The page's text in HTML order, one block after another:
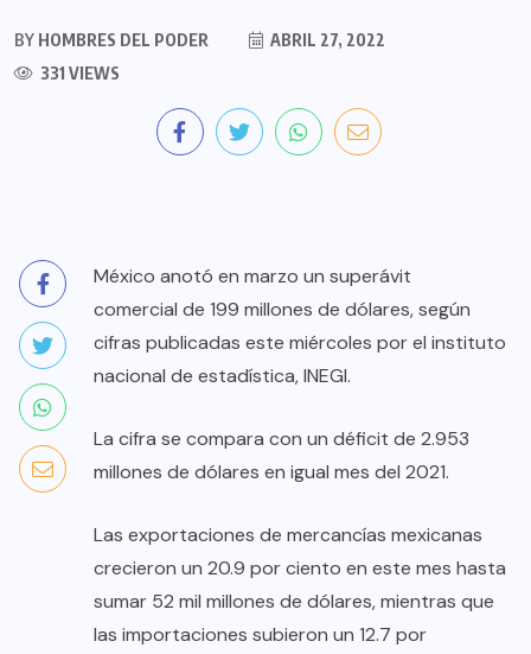
BY HOMBRES DEL PODER
ABRIL 27, 2022
331 VIEWS
México anotó en marzo un superávit
comercial de 199 millones de dólares, según
cifras publicadas este miércoles por el instituto
nacional de estadística, INEGI.
La cifra se compara con un déficit de 2.953
millones de dólares en igual mes del 2021.
Las exportaciones de mercancías mexicanas
crecieron un 20.9 por ciento en este mes hasta
sumar 52 mil millones de dólares, mientras que
las importaciones subieron un 12.7 por